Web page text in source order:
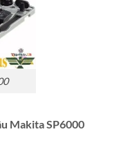
Makita SP6000